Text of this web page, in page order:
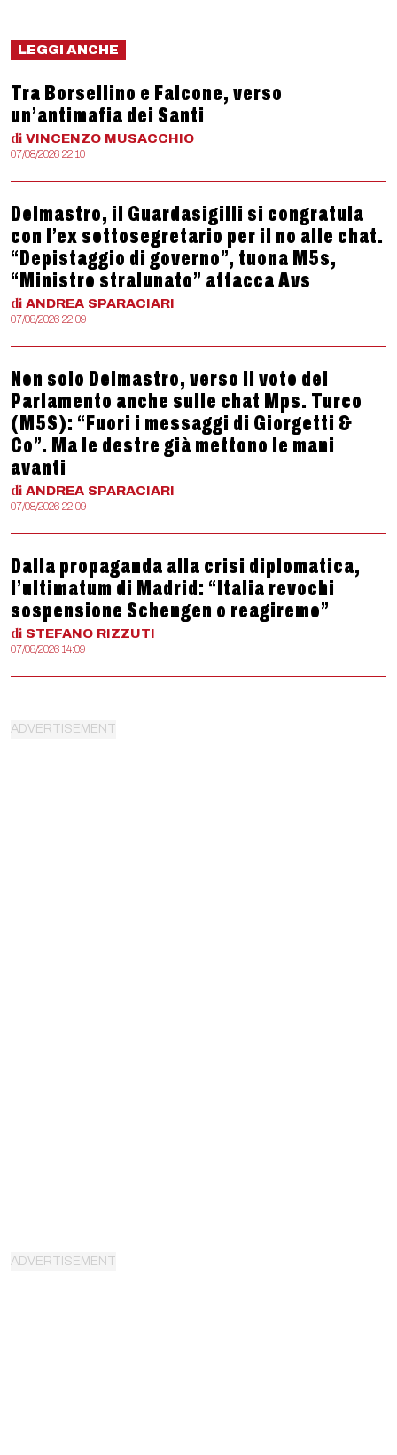
LEGGI ANCHE
Tra Borsellino e Falcone, verso
un’antimafia dei Santi
di VINCENZO MUSACCHIO
07/08/2026 22:10
Delmastro, il Guardasigilli si congratula
con l’ex sottosegretario per il no alle chat.
“Depistaggio di governo”, tuona M5s,
“Ministro stralunato” attacca Avs
di ANDREA SPARACIARI
07/08/2026 22:09
Non solo Delmastro, verso il voto del
Parlamento anche sulle chat Mps. Turco
(M5S): “Fuori i messaggi di Giorgetti &
Co”. Ma le destre già mettono le mani
avanti
di ANDREA SPARACIARI
07/08/2026 22:09
Dalla propaganda alla crisi diplomatica,
l’ultimatum di Madrid: “Italia revochi
sospensione Schengen o reagiremo”
di STEFANO RIZZUTI
07/08/2026 14:09